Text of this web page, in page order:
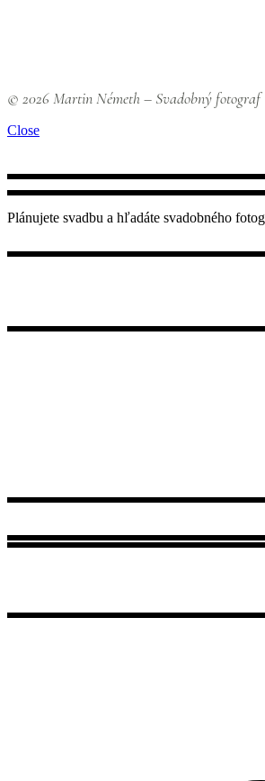
© 2026 Martin Németh – Svadobný fotograf
Close
Plánujete svadbu a hľadáte svadobného